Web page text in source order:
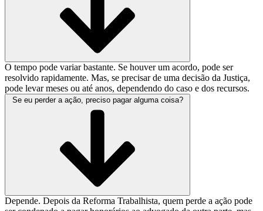
O tempo pode variar bastante. Se houver um acordo, pode ser
resolvido rapidamente. Mas, se precisar de uma decisão da Justiça,
pode levar meses ou até anos, dependendo do caso e dos recursos.
Se eu perder a ação, preciso pagar alguma coisa?
Depende. Depois da Reforma Trabalhista, quem perde a ação pode